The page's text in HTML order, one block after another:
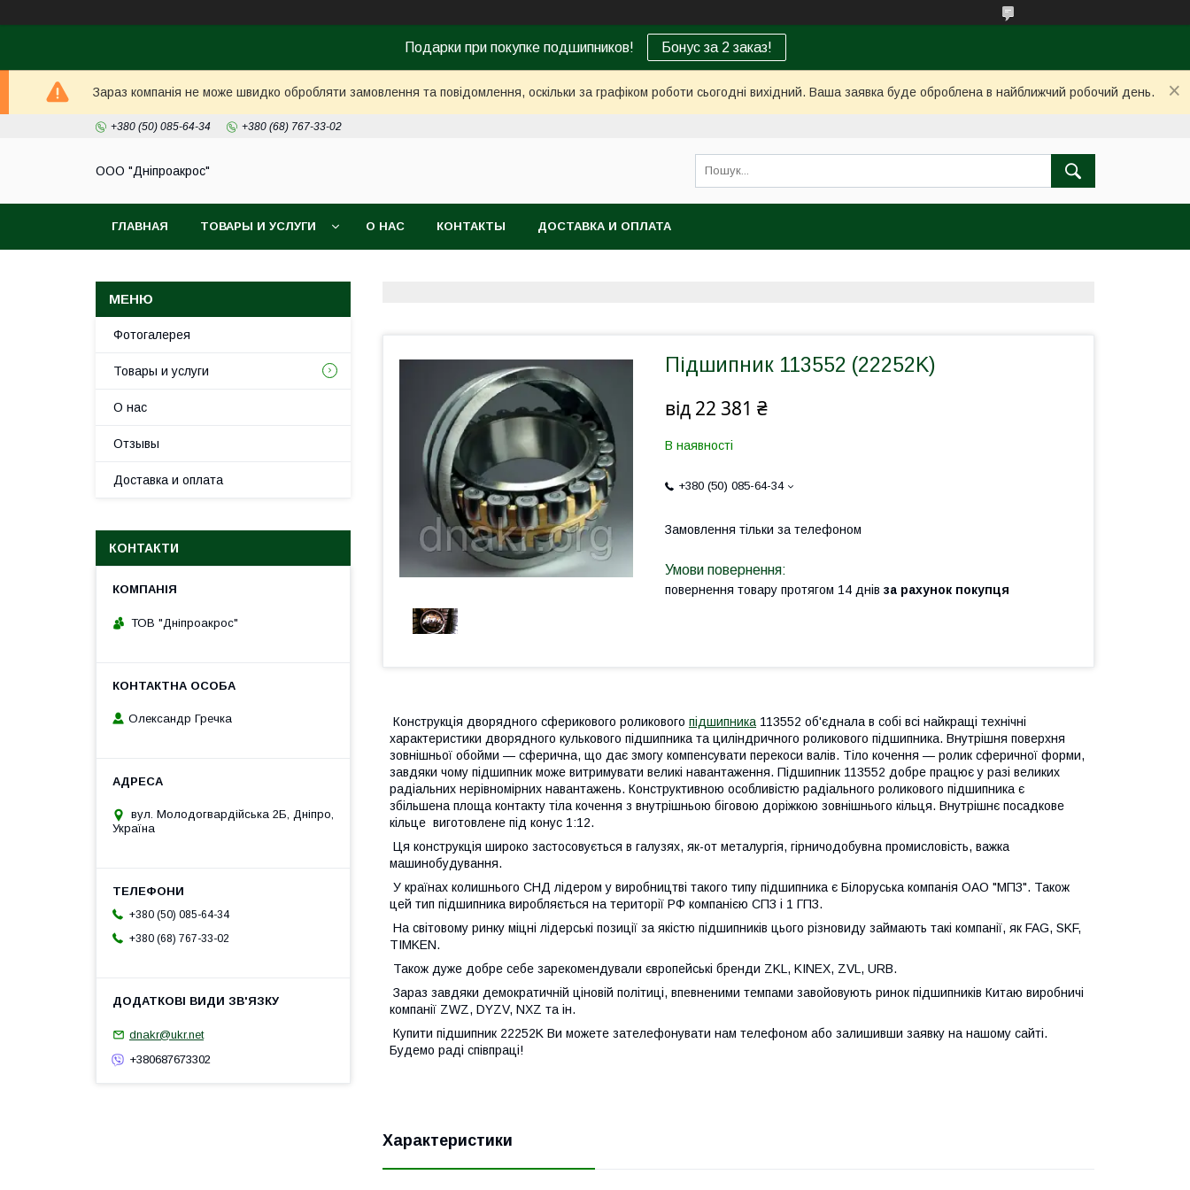
Подарки при покупке подшипников! Бонус за 2 заказ!
Зараз компанія не може швидко обробляти замовлення та повідомлення, оскільки за графіком роботи сьогодні вихідний. Ваша заявка буде оброблена в найближчий робочий день.
+380 (50) 085-64-34 +380 (68) 767-33-02
ООО "Дніпроакрос"
ГЛАВНАЯ ТОВАРЫ И УСЛУГИ О НАС КОНТАКТЫ ДОСТАВКА И ОПЛАТА
Підшипник 113552 (22252K)
від 22 381 ₴
В наявності
+380 (50) 085-64-34
Замовлення тільки за телефоном
повернення товару протягом 14 днів за рахунок покупця
Конструкція дворядного сферикового роликового підшипника 113552 об'єднала в собі всі найкращі технічні
характеристики дворядного кулькового підшипника та циліндричного роликового підшипника. Внутрішня поверхня
зовнішньої обойми — сферична, що дає змогу компенсувати перекоси валів. Тіло кочення — ролик сферичної форми,
завдяки чому підшипник може витримувати великі навантаження. Підшипник 113552 добре працює у разі великих
радіальних нерівномірних навантажень. Конструктивною особливістю радіального роликового підшипника є
збільшена площа контакту тіла кочення з внутрішньою біговою доріжкою зовнішнього кільця. Внутрішнє посадкове
кільце виготовлене під конус 1:12.
Ця конструкція широко застосовується в галузях, як-от металургія, гірничодобувна промисловість, важка
машинобудування.
У країнах колишнього СНД лідером у виробництві такого типу підшипника є Білоруська компанія ОАО "МПЗ". Також
цей тип підшипника виробляється на території РФ компанією СПЗ і 1 ГПЗ.
На світовому ринку міцні лідерські позиції за якістю підшипників цього різновиду займають такі компанії, як FAG, SKF,
TIMKEN.
Також дуже добре себе зарекомендували європейські бренди ZKL, KINEX, ZVL, URB.
Зараз завдяки демократичній ціновій політиці, впевненими темпами завойовують ринок підшипників Китаю виробничі
компанії ZWZ, DYZV, NXZ та ін.
Купити підшипник 22252K Ви можете зателефонувати нам телефоном або залишивши заявку на нашому сайті.
Будемо раді співпраці!
Характеристики
Фотогалерея
Товары и услуги
О нас
Отзывы
Доставка и оплата
КОНТАКТИ
ТОВ "Дніпроакрос"
Олександр Гречка
вул. Молодогвардійська 2Б, Дніпро,
Україна
+380 (50) 085-64-34
+380 (68) 767-33-02
dnakr@ukr.net
+380687673302